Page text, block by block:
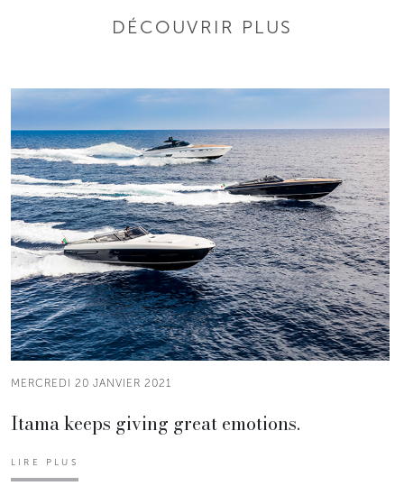
DÉCOUVRIR PLUS
MERCREDI 20 JANVIER 2021
Itama keeps giving great emotions.
LIRE PLUS